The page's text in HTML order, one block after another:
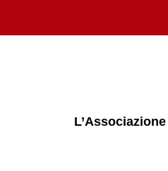
L’Associazione